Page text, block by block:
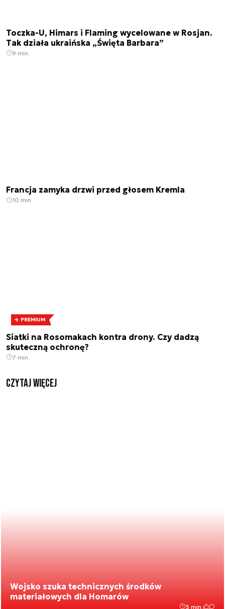
Toczka-U, Himars i Flaming wycelowane w Rosjan.
Tak działa ukraińska „Święta Barbara”
9 min.
Francja zamyka drzwi przed głosem Kremla
10 min.
PREMIUM
Siatki na Rosomakach kontra drony. Czy dadzą
skuteczną ochronę?
7 min.
czytaj więcej
Wojsko szuka technicznych środków
materiałowych dla Homarów
3 min.